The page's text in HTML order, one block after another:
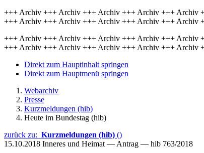
+++ Archiv +++ Archiv +++ Archiv +++ Archiv +++
+++ Archiv +++ Archiv +++ Archiv +++ Archiv +++ Archiv
+++ Archiv +++ Archiv +++ Archiv +++ Archiv +++
+++ Archiv +++ Archiv +++ Archiv +++ Archiv +++ Archiv
Direkt zum Hauptinhalt springen
Direkt zum Hauptmenü springen
Webarchiv
Presse
Kurzmeldungen (hib)
Heute im Bundestag (hib)
zurück zu: Kurzmeldungen (hib) ()
15.10.2018 Inneres und Heimat — Antrag — hib 763/2018